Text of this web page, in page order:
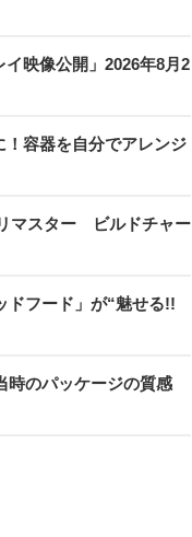
映像公開」2026年8月2
！容器を自分でアレンジ
マスター ビルドチャー
ドフード」が“魅せる!!
時のパッケージの質感